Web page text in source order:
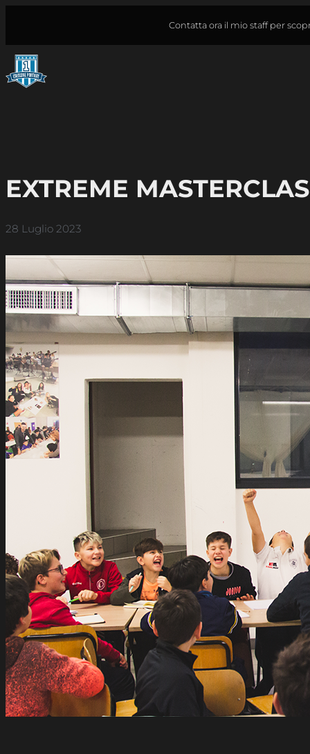
contenuto
Contatta ora il mio staff per
EXTREME
28 Luglio 2023